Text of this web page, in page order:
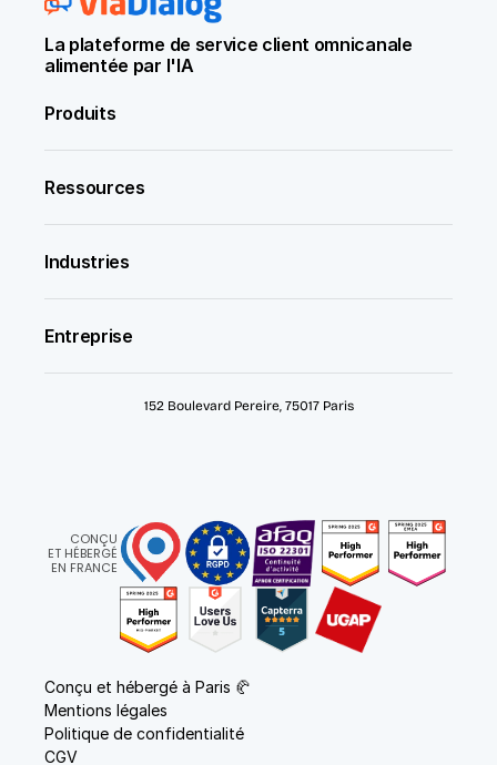
La plateforme de service client omnicanale
alimentée par l'IA
Produits
Ressources
Industries
Entreprise
152 Boulevard Pereire, 75017 Paris
CONÇU
ET HÉBERGÉ
EN FRANCE
Conçu et hébergé à Paris 🥐
Mentions légales
Politique de confidentialité
CGV